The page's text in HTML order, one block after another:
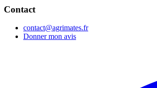
Contact
contact@agrimates.fr
Donner mon avis